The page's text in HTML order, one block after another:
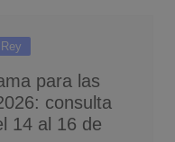
para las
consulta
14 al 16 de